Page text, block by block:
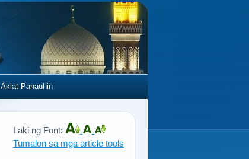
Aklat Panauhin
Laki ng Font:
Tumalon sa mga article tools